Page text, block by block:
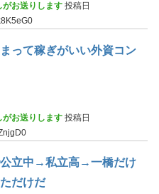
がお送りします 投稿日
って稼ぎがいい外資コン
がお送りします 投稿日
公立中→私立高→一橋だけ
だけだ